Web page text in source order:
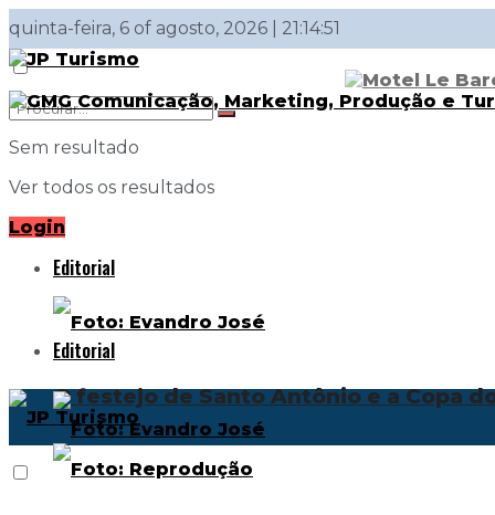
quinta-feira, 6 of agosto, 2026 | 21:14:51
Sem resultado
Ver todos os resultados
Login
Editorial
O festejo de Santo Antônio e a Copa
Editorial